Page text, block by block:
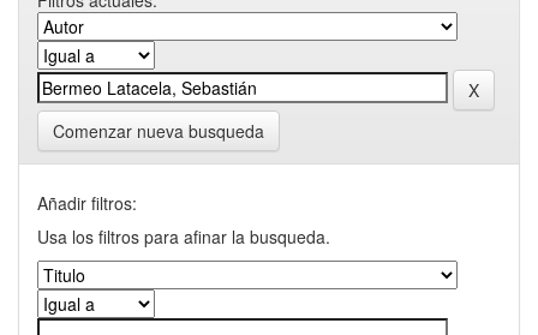
Comenzar nueva busqueda
Añadir filtros:
Usa los filtros para afinar la busqueda.